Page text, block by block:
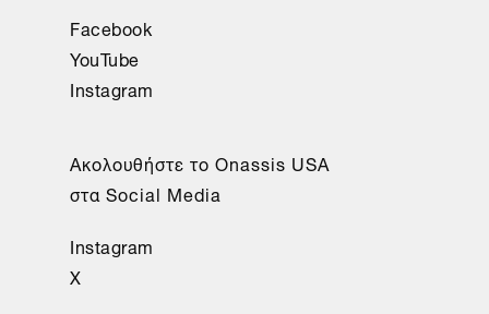
Facebook
YouTube
Instagram
Aκολουθήστε το Onassis USA
στα Social Media
Instagram
X